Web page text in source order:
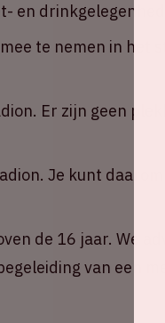
en
te nemen in het
Er zijn geen
Je kunt daarom
de 16 jaar. We
van een